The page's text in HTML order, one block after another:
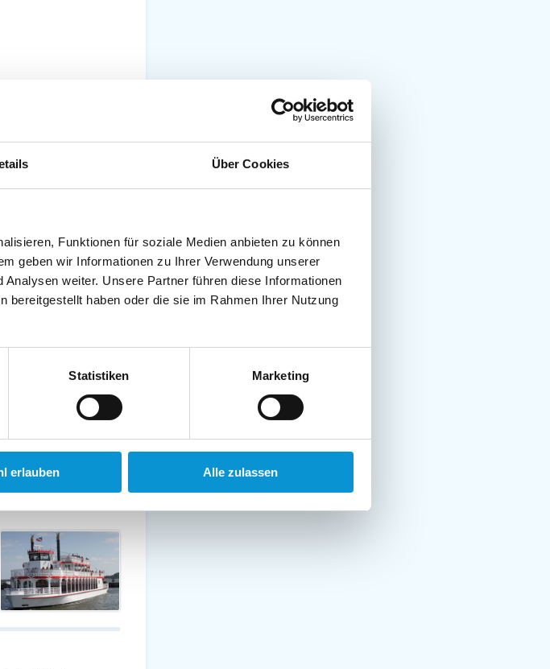
Über Cookies
Funktionen für soziale Medien anbieten zu können
geben wir Informationen zu Ihrer Verwendung unserer
weiter. Unsere Partner führen diese Informationen
bereitgestellt haben oder die sie im Rahmen Ihrer Nutzung
Statistiken Marketing
erlauben Alle zulassen